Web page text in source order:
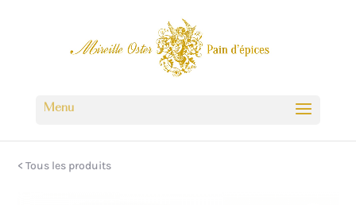
< Tous les produits